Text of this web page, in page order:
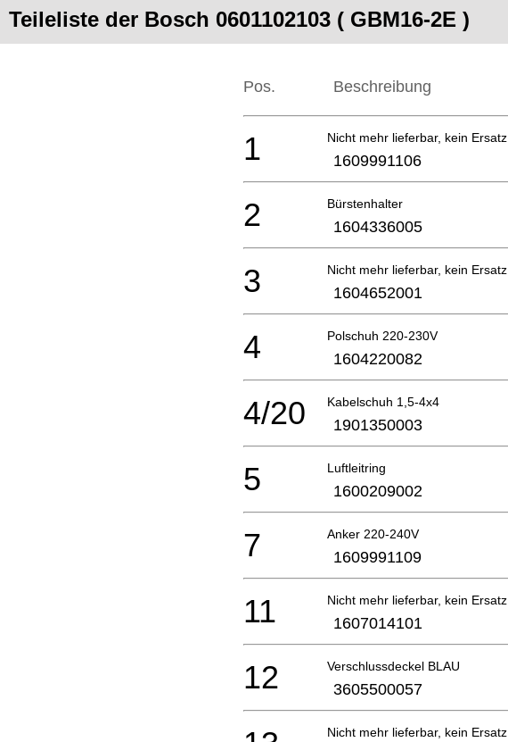
Teileliste der Bosch 0601102103 ( GBM16-2E )
Pos. Beschreibung
Nicht mehr lieferbar, kein Ersatz
1 1609991106
Bürstenhalter
2 1604336005
Nicht mehr lieferbar, kein Ersatz
3 1604652001
Polschuh 220-230V
4 1604220082
Kabelschuh 1,5-4x4
4/20 1901350003
Luftleitring
5 1600209002
Anker 220-240V
7 1609991109
Nicht mehr lieferbar, kein Ersatz
11 1607014101
Verschlussdeckel BLAU
12 3605500057
Nicht mehr lieferbar, kein Ersatz